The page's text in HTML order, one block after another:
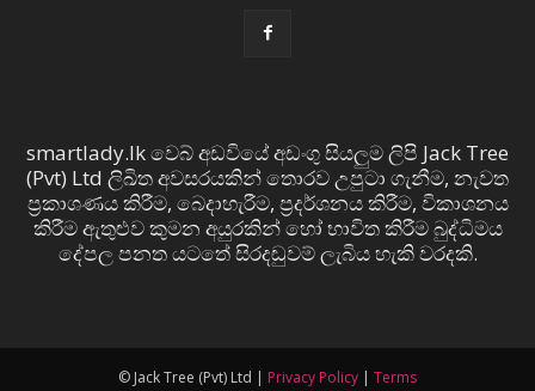
smartlady.lk වෙබ් අඩවියේ අඩංගු සියලුම ලිපි Jack Tree
(Pvt) Ltd ලිඛිත අවසරයකින් තොරව උපුටා ගැනීම, නැවත
ප්‍රකාශණය කිරීම, බෙදාහැරීම, ප්‍රදර්ශනය කිරීම, විකාශනය
කිරීම ඇතුළුව කුමන අයුරකින් හෝ භාවිත කිරීම බුද්ධිමය
දේපල පනත යටතේ සිරදඬුවම් ලැබිය හැකි වරදකි.
© Jack Tree (Pvt) Ltd | Privacy Policy | Terms